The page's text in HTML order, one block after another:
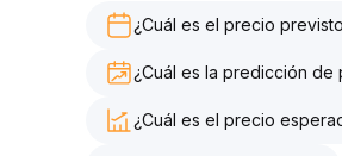
¿Cuál es el precio
¿Cuál es la predicción de
¿Cuál es el precio